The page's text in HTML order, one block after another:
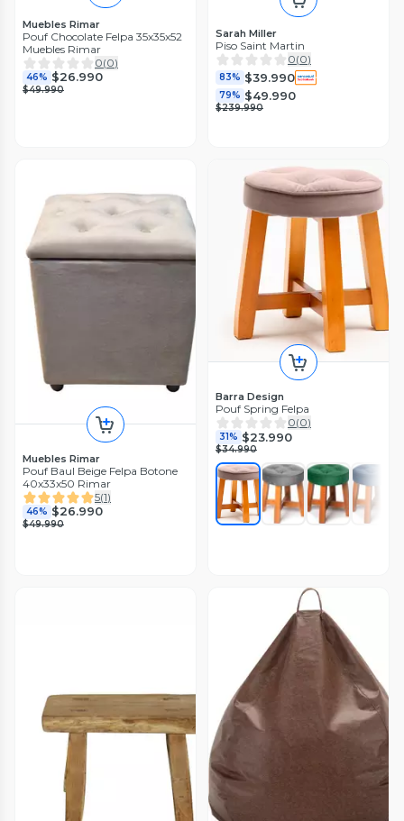
Muebles Rimar
Pouf Chocolate Felpa 35x35x52
Muebles Rimar
0(0)
46% $26.990
$49.990
Sarah Miller
Piso Saint Martin
0(0)
83% $39.990
79% $49.990
$239.990
Muebles Rimar
Pouf Baul Beige Felpa Botone
40x33x50 Rimar
5(1)
46% $26.990
$49.990
Barra Design
Pouf Spring Felpa
0(0)
31% $23.990
$34.990